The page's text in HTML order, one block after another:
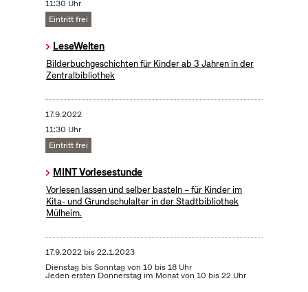
11:30 Uhr
Eintritt frei
LeseWelten
Bilderbuchgeschichten für Kinder ab 3 Jahren in der
Zentralbibliothek
17.9.2022
11:30 Uhr
Eintritt frei
MINT Vorlesestunde
Vorlesen lassen und selber basteln – für Kinder im
Kita- und Grundschulalter in der Stadtbibliothek
Mülheim.
17.9.2022bis22.1.2023
Dienstag bis Sonntag von 10 bis 18 Uhr
Jeden ersten Donnerstag im Monat von 10 bis 22 Uhr